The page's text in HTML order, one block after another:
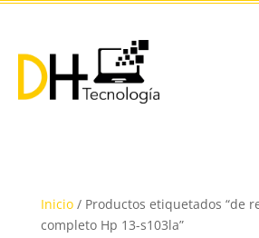
Inicio/ Productos etiquetados “de
completo Hp 13-s103la”